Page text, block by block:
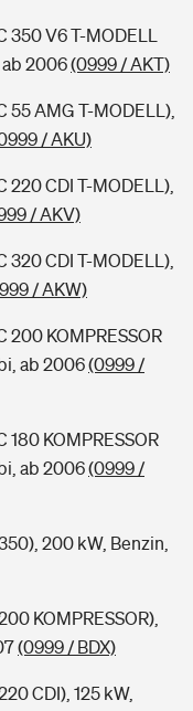
350 V6 T-MODELL
2006(0999 / AKT)
55 AMG T-MODELL),
/ AKU)
220 CDI T-MODELL),
/ AKV)
320 CDI T-MODELL),
/ AKW)
200 KOMPRESSOR
ab 2006(0999 /
KOMPRESSOR
ab 2006(0999 /
200 kW, Benzin,
KOMPRESSOR),
(0999 / BDX)
CDI), 125 kW,